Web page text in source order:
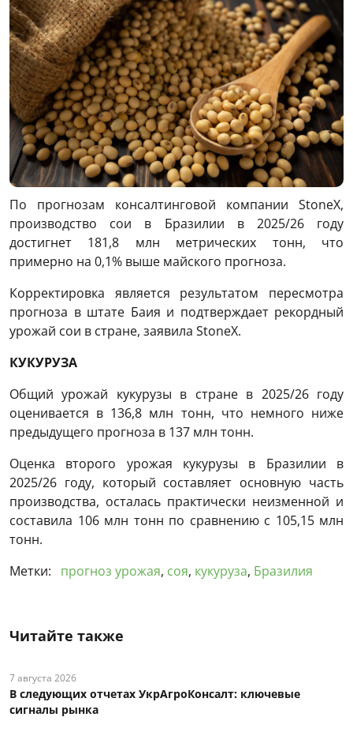
По прогнозам консалтинговой компании StoneX,
производство сои в Бразилии в 2025/26 году
достигнет 181,8 млн метрических тонн, что
примерно на 0,1% выше майского прогноза.
Корректировка является результатом пересмотра
прогноза в штате Баия и подтверждает рекордный
урожай сои в стране, заявила StoneX.
КУКУРУЗА
Общий урожай кукурузы в стране в 2025/26 году
оценивается в 136,8 млн тонн, что немного ниже
предыдущего прогноза в 137 млн ​​тонн.
Оценка второго урожая кукурузы в Бразилии в
2025/26 году, который составляет основную часть
производства, осталась практически неизменной и
составила 106 млн тонн по сравнению с 105,15 млн
тонн.
Метки:
прогноз урожая, соя, кукуруза, Бразилия
Читайте также
7 августа 2026
В следующих отчетах УкрАгроКонсалт: ключевые
сигналы рынка